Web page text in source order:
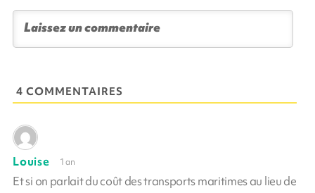
4 COMMENTAIRES
Louise 1 an
Et si on parlait du coût des transports maritimes au lieu de